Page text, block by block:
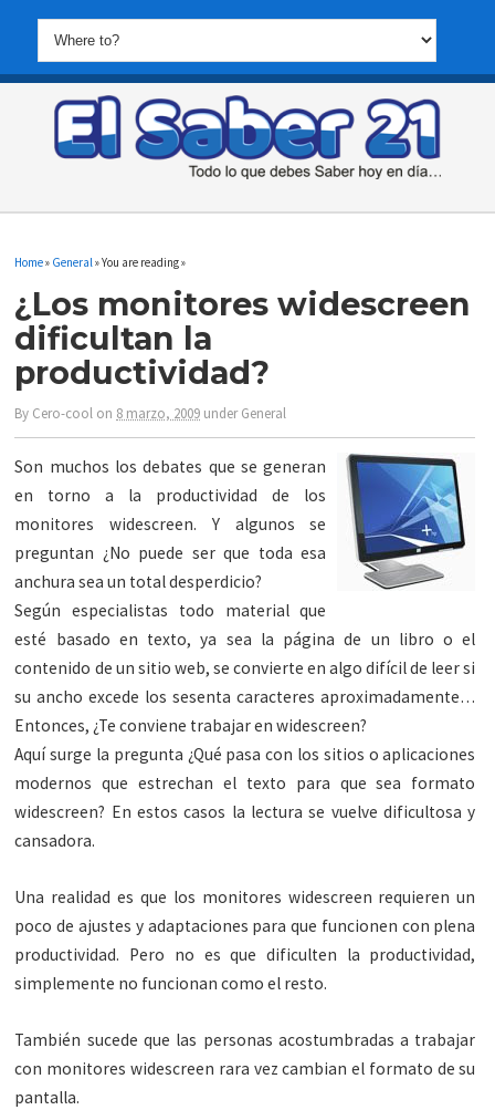
Home» General » You are reading »
¿Los monitores widescreen
dificultan la
productividad?
By Cero-cool on 8 marzo, 2009 underGeneral
Son muchos los debates que se generan
en torno a la productividad de los
monitores widescreen. Y algunos se
preguntan ¿No puede ser que toda esa
anchura sea un total desperdicio?
Según especialistas todo material que
esté basado en texto, ya sea la página de un libro o el
contenido de un sitio web, se convierte en algo difícil de leer si
su ancho excede los sesenta caracteres aproximadamente…
Entonces, ¿Te conviene trabajar en widescreen?
Aquí surge la pregunta ¿Qué pasa con los sitios o aplicaciones
modernos que estrechan el texto para que sea formato
widescreen? En estos casos la lectura se vuelve dificultosa y
cansadora.
Una realidad es que los monitores widescreen requieren un
poco de ajustes y adaptaciones para que funcionen con plena
productividad. Pero no es que dificulten la productividad,
simplemente no funcionan como el resto.
También sucede que las personas acostumbradas a trabajar
con monitores widescreen rara vez cambian el formato de su
pantalla.